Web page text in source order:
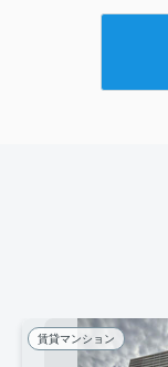
賃貸マンション